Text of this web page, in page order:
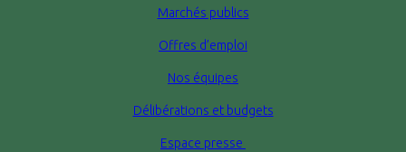
Marchés publics
Offres d’emploi
Nos équipes
Délibérations et budgets
Espace presse